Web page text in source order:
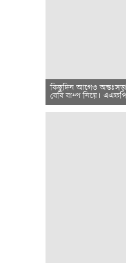
কিছুদিন আগেও
বেবি বাম্প নিয়ে।